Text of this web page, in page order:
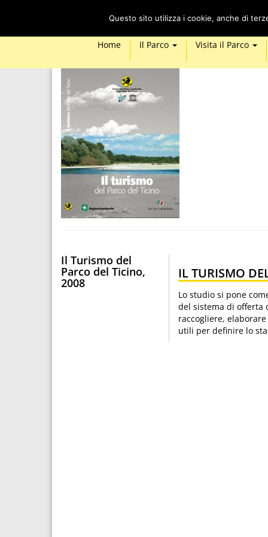
Home Il Parco Visita il Parco
Il Turismo del
Parco del Ticino,
2008
IL TURISMO
Lo studio si pone
del sistema di offerta
raccogliere,
utili per definire lo
Questo sito utilizza i cookie, anche di